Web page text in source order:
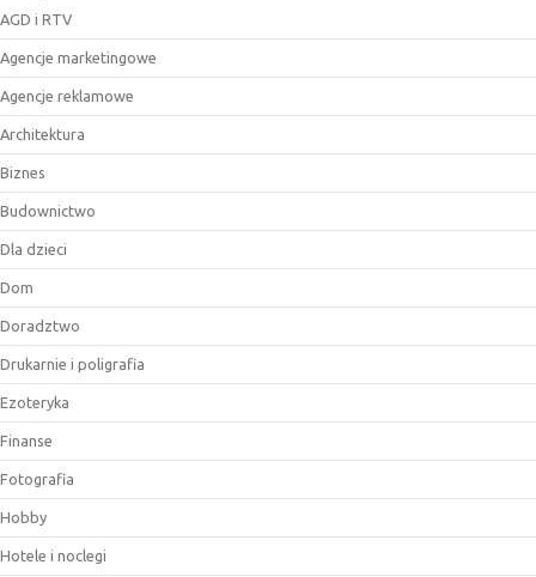
AGD i RTV
Agencje marketingowe
Agencje reklamowe
Architektura
Biznes
Budownictwo
Dla dzieci
Dom
Doradztwo
Drukarnie i poligrafia
Ezoteryka
Finanse
Fotografia
Hobby
Hotele i noclegi